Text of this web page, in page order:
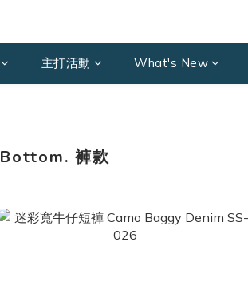
主打活動 What's New
Bottom. 褲款